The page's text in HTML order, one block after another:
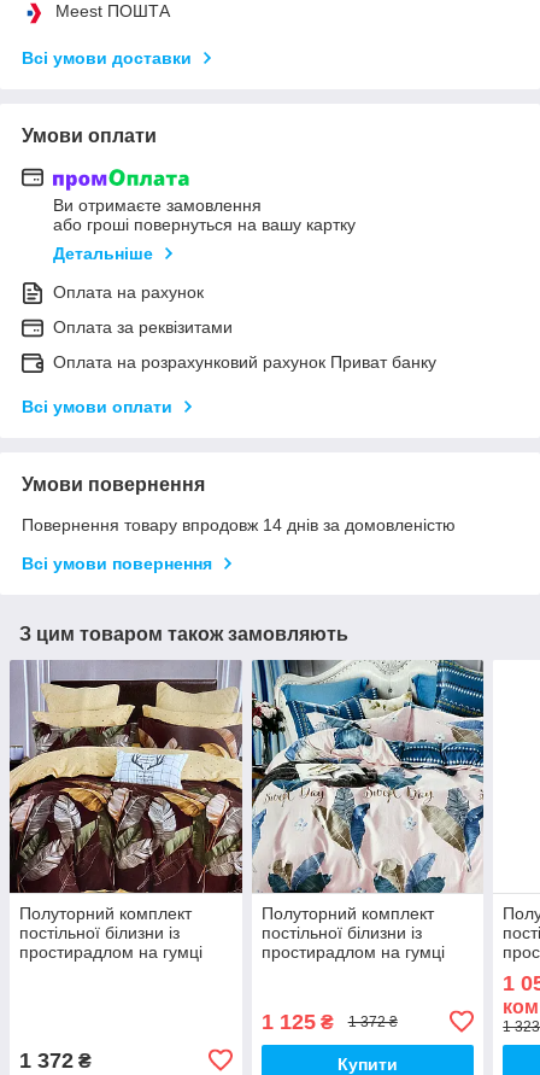
Meest ПОШТА
Всі умови доставки
Умови оплати
Ви отримаєте замовлення
або гроші повернуться на вашу картку
Детальніше
Оплата на рахунок
Оплата за реквізитами
Оплата на розрахунковий рахунок Приват банку
Всі умови оплати
Умови повернення
Повернення товару впродовж 14 днів за домовленістю
Всі умови повернення
З цим товаром також замовляють
Полуторний комплект
постільної білизни із
простирадлом на гумці
1 372 ₴
Полуторний комплект
постільної білизни із
простирадлом на гумці
1 125₴ 1 372 ₴
Купити
1
1